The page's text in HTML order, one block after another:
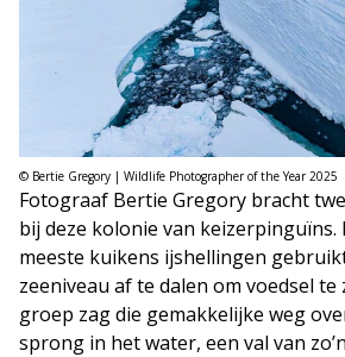
© Bertie Gregory | Wildlife Photographer of the Year 2025
Fotograaf Bertie Gregory bracht
bij deze kolonie van keizerpinguïns.
meeste kuikens ijshellingen
zeeniveau af te dalen om voedsel te
groep zag die gemakkelijke weg
sprong in het water, een val van